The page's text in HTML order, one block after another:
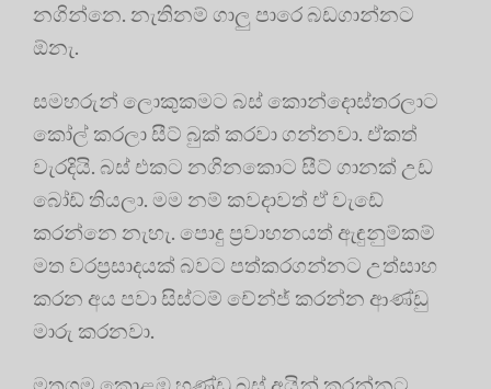
නගින්නෙ. නැතිනම් ගාලු පාරෙ බඩගාන්නට
ඕනැ.
සමහරුන් ලොකුකමට බස් කොන්දොස්තරලාට
කෝල් කරලා සීට් බුක් කරවා ගන්නවා. ඒකත්
වැරදියි. බස් එකට නගිනකොට සීට් ගානක් උඩ
බෝඩ් තියලා. මම නම් කවදාවත් ඒ වැඩේ
කරන්නෙ නැහැ. පොදු ප්‍රවාහනයත් ඇඳුනුම්කම්
මත වරප්‍රසාදයක් බවට පත්කරගන්නට උත්සාහ
කරන අය පවා සිස්ටම් චේන්ජ් කරන්න ආණ්ඩු
මාරු කරනවා.